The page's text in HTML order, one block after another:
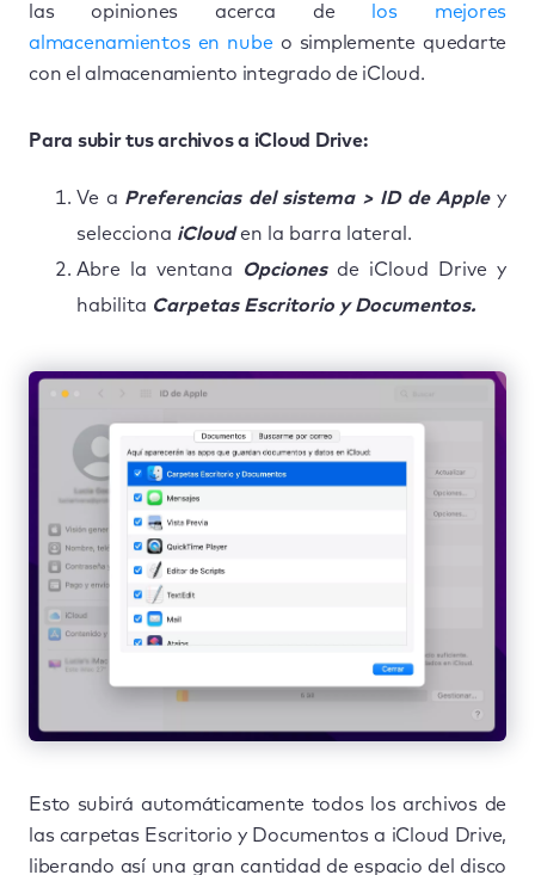
las opiniones acerca de
los mejores
almacenamientos en nube o simplemente quedarte
con el almacenamiento integrado de iCloud.
Para subir tus archivos a iCloud Drive:
Ve a Preferencias del sistema > ID de Appley
selecciona iCloud en la barra lateral.
Abre la ventana
Opciones de iCloud Drive y
habilita Carpetas Escritorio y Documentos.
Esto subirá automáticamente todos los archivos de
las carpetas Escritorio y Documentos a iCloud Drive,
liberando así una gran cantidad de espacio del disco